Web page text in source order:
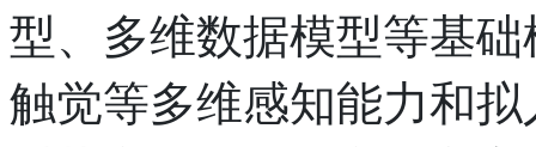
型、多维数据模型等基
触觉等多维感知能力和